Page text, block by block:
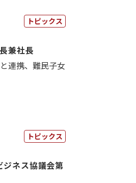
トピックス
兼社長
連携、難民子女
トピックス
ジネス協議会第